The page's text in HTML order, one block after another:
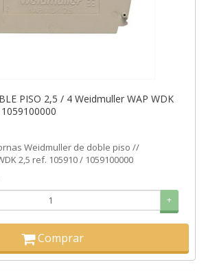
PISO 2,5 / 4 Weidmuller WAP WDK
Weidmuller de doble piso //
2,5 ref. 105910 / 1059100000
+
Comprar